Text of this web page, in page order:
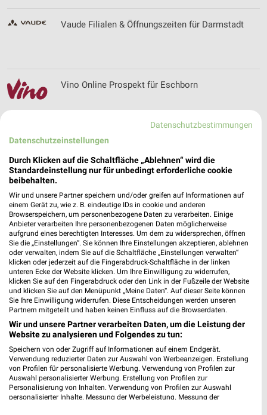
Vaude Filialen & Öffnungszeiten für Darmstadt
Vino Online Prospekt für Eschborn
Volksversand Versandapotheke Prospekte und
Angebote
Vorwerk Angebote im aktuellen Prospekt für
Frankfurt (Main)
Noch mehr Angebote in
der weekli App!
Datenschutzbestimmungen
Datenschutzeinstellungen
Durch Klicken auf die Schaltfläche „Ablehnen“ wird die
Standardeinstellung nur für unbedingt erforderliche cookie
beibehalten.
Wir und unsere Partner speichern und/oder greifen auf Informationen auf
einem Gerät zu, wie z. B. eindeutige IDs in cookie und anderen
Browserspeichern, um personenbezogene Daten zu verarbeiten. Einige
Anbieter verarbeiten Ihre personenbezogenen Daten möglicherweise
aufgrund eines berechtigten Interesses. Um dem zu widersprechen, öffnen
Sie die „Einstellungen“. Sie können Ihre Einstellungen akzeptieren, ablehnen
oder verwalten, indem Sie auf die Schaltfläche „Einstellungen verwalten“
klicken oder jederzeit auf die Fingerabdruck-Schaltfläche in der linken
unteren Ecke der Website klicken. Um Ihre Einwilligung zu widerrufen,
klicken Sie auf den Fingerabdruck oder den Link in der Fußzeile der Website
und klicken Sie auf den Menüpunkt „Meine Daten“. Auf dieser Seite können
Sie Ihre Einwilligung widerrufen. Diese Entscheidungen werden unseren
Partnern mitgeteilt und haben keinen Einfluss auf die Browserdaten.
Wir und unsere Partner verarbeiten Daten, um die Leistung der
Website zu analysieren und Folgendes zu tun:
Speichern von oder Zugriff auf Informationen auf einem Endgerät.
Verwendung reduzierter Daten zur Auswahl von Werbeanzeigen. Erstellung
von Profilen für personalisierte Werbung. Verwendung von Profilen zur
Auswahl personalisierter Werbung. Erstellung von Profilen zur
Personalisierung von Inhalten. Verwendung von Profilen zur Auswahl
personalisierter Inhalte. Messung der Werbeleistung. Messung der